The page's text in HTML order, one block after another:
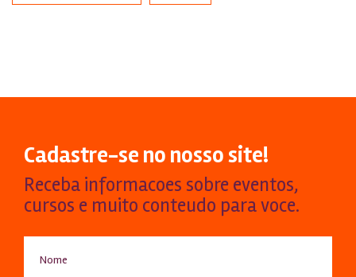
Cadastre-se no nosso site!
Receba informacoes sobre eventos,
cursos e muito conteudo para voce.